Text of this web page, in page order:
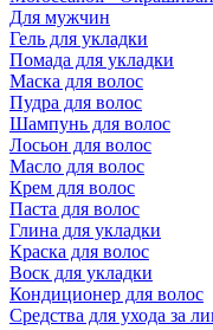
Для мужчин
Гель для укладки
Помада для укладки
Маска для волос
Пудра для волос
Шампунь для волос
Лосьон для волос
Масло для волос
Крем для волос
Паста для волос
Глина для укладки
Краска для волос
Воск для укладки
Кондиционер для волос
Средства для ухода за